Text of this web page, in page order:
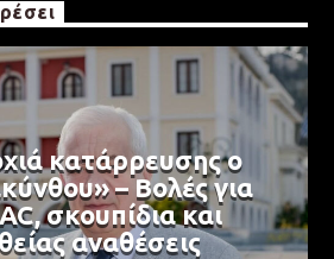
κατάρρευσης ο
– Βολές για
σκουπίδια και
αναθέσεις